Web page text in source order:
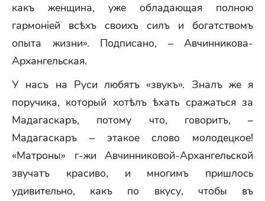
какъ женщина, уже обладающая полною
гармоніей всѣхъ своихъ силъ и богатствомъ
опыта жизни». Подписано, – Авчинникова-
Архангельская.
У насъ на Руси любятъ «звукъ». Зналъ же я
поручика, который хотѣлъ ѣхать сражаться за
Мадагаскаръ, потому что, говоритъ, –
Мадагаскаръ – этакое слово молодецкое!
«Матроны» г-жи Авчинниковой-Архангельской
звучатъ красиво, и многимъ пришлось
удивительно, какъ по вкусу, чтобы въ